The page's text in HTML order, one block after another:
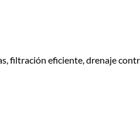
filtración eficiente, drenaje